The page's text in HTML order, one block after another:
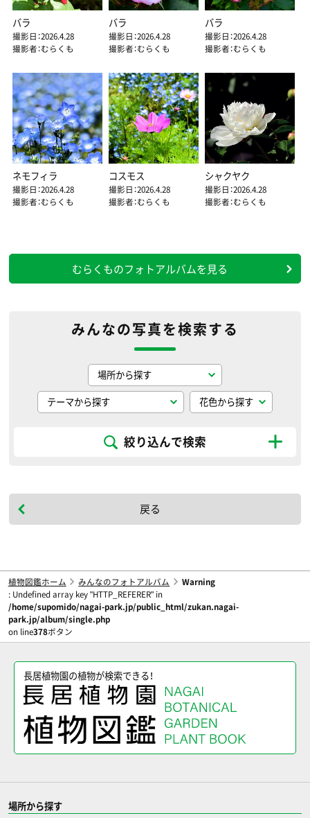
バラ
撮影日：2026.4.28
撮影者：むらくも
バラ
撮影日：2026.4.28
撮影者：むらくも
バラ
撮影日：2026.4.28
撮影者：むらくも
ネモフィラ
撮影日：2026.4.28
撮影者：むらくも
コスモス
撮影日：2026.4.28
撮影者：むらくも
シャクヤク
撮影日：2026.4.28
撮影者：むらくも
むらくものフォトアルバムを見る
みんなの写真を検索する
絞り込んで検索
戻る
植物図鑑ホーム みんなのフォトアルバム
Warning
: Undefined array key "HTTP_REFERER" in
/home/supomido/nagai-park.jp/public_html/zukan.nagai-
park.jp/album/single.php
on line378ボタン
長居植物園の植物が検索できる！
場所から探す